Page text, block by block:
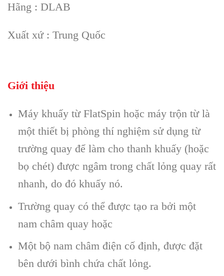
Hãng : DLAB
Xuất xứ : Trung Quốc
Giới thiệu
Máy khuấy từ FlatSpin hoặc máy trộn từ là
một thiết bị phòng thí nghiệm sử dụng từ
trường quay để làm cho thanh khuấy (hoặc
bọ chét) được ngâm trong chất lỏng quay rất
nhanh, do đó khuấy nó.
Trường quay có thể được tạo ra bởi một
nam châm quay hoặc
Một bộ nam châm điện cố định, được đặt
bên dưới bình chứa chất lỏng.